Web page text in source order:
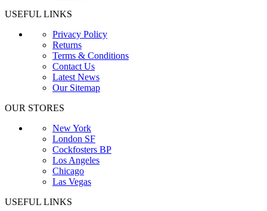
USEFUL LINKS
Privacy Policy
Returns
Terms & Conditions
Contact Us
Latest News
Our Sitemap
OUR STORES
New York
London SF
Cockfosters BP
Los Angeles
Chicago
Las Vegas
USEFUL LINKS